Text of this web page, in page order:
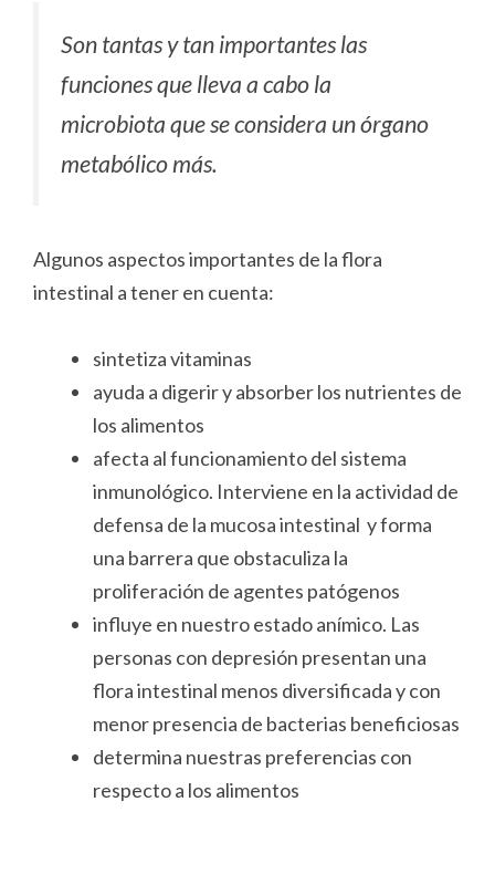
Son tantas y tan importantes las
funciones que lleva a cabo la
microbiota que se considera un órgano
metabólico más.
Algunos aspectos importantes de la flora
intestinal a tener en cuenta:
sintetiza vitaminas
ayuda a digerir y absorber los nutrientes de
los alimentos
afecta al funcionamiento del sistema
inmunológico. Interviene en la actividad de
defensa de la mucosa intestinal y forma
una barrera que obstaculiza la
proliferación de agentes patógenos
influye en nuestro estado anímico. Las
personas con depresión presentan una
flora intestinal menos diversificada y con
menor presencia de bacterias beneficiosas
determina nuestras preferencias con
respecto a los alimentos